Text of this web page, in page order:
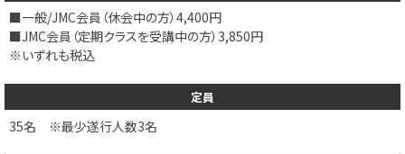
■一般/JMC会員（休会中の方）4,400円
■JMC会員（定期クラスを受講中の方）3,850円
※いずれも税込
定員
35名 ※最少遂行人数3名